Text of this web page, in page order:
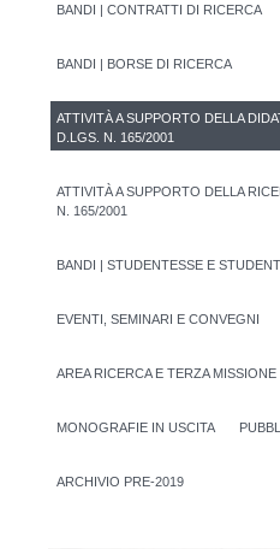
BANDI | CONTRATTI DI RICERCA
BANDI | BORSE DI RICERCA
ATTIVITÀ A SUPPORTO DELLA
D.LGS. N. 165/2001
ATTIVITÀ A SUPPORTO DELLA
N. 165/2001
BANDI | STUDENTESSE E
EVENTI, SEMINARI E CONVEGNI
AREA RICERCA E TERZA MISSIONE
MONOGRAFIE IN USCITA
ARCHIVIO PRE-2019